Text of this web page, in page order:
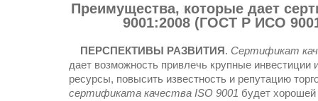
Преимущества, которые дает
9001:2008 (ГОСТ Р ИСО
ПЕРСПЕКТИВЫ РАЗВИТИЯ . Сертификат
дает возможность привлечь крупные инвестиции
ресурсы, повысить известность и репутацию
сертификата качества ISO 9001 будет